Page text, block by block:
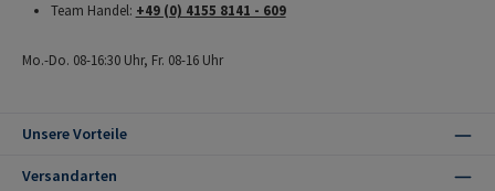
Team Handel: +49 (0) 4155 8141 - 609
Mo.-Do. 08-16:30 Uhr, Fr. 08-16 Uhr
Unsere Vorteile
Versandarten